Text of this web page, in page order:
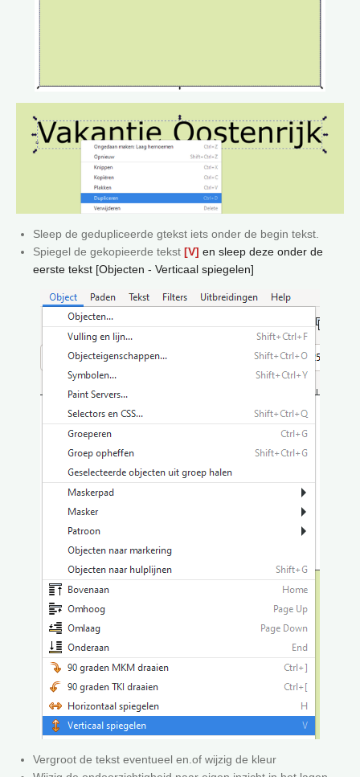
Sleep de gedupliceerde gtekst iets onder de begin tekst.
Spiegel de gekopieerde tekst [V] en sleep deze onder de
eerste tekst [Objecten - Verticaal spiegelen]
Vergroot de tekst eventueel en.of wijzig de kleur